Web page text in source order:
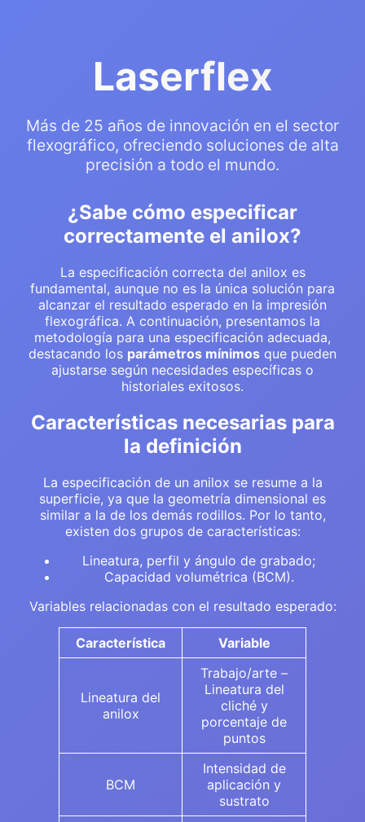
Laserflex
Más de 25 años de innovación en el sector
flexográfico, ofreciendo soluciones de alta
precisión a todo el mundo.
¿Sabe cómo especificar
correctamente el anilox?
La especificación correcta del anilox es
fundamental, aunque no es la única solución para
alcanzar el resultado esperado en la impresión
flexográfica. A continuación, presentamos la
metodología para una especificación adecuada,
destacando los parámetros mínimos que pueden
ajustarse según necesidades específicas o
historiales exitosos.
Características necesarias para
la definición
La especificación de un anilox se resume a la
superficie, ya que la geometría dimensional es
similar a la de los demás rodillos. Por lo tanto,
existen dos grupos de características:
Lineatura, perfil y ángulo de grabado;
Capacidad volumétrica (BCM).
Variables relacionadas con el resultado esperado:
Característica Variable
Lineatura del
anilox
Trabajo/arte –
Lineatura del
cliché y
porcentaje de
puntos
BCM
Intensidad de
aplicación y
sustrato